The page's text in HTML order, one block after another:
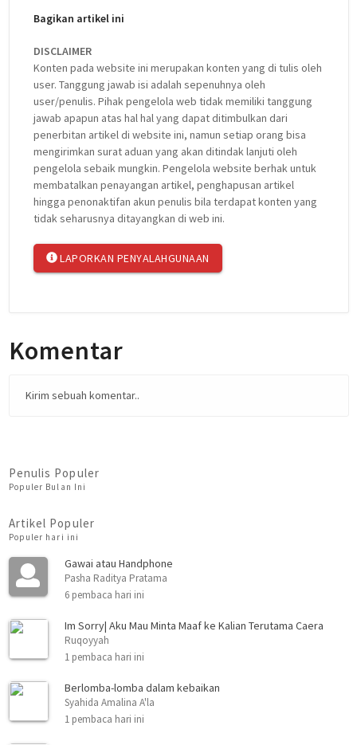
Bagikan artikel ini
DISCLAIMER
Konten pada website ini merupakan konten yang di tulis oleh
user. Tanggung jawab isi adalah sepenuhnya oleh
user/penulis. Pihak pengelola web tidak memiliki tanggung
jawab apapun atas hal hal yang dapat ditimbulkan dari
penerbitan artikel di website ini, namun setiap orang bisa
mengirimkan surat aduan yang akan ditindak lanjuti oleh
pengelola sebaik mungkin. Pengelola website berhak untuk
membatalkan penayangan artikel, penghapusan artikel
hingga penonaktifan akun penulis bila terdapat konten yang
tidak seharusnya ditayangkan di web ini.
LAPORKAN PENYALAHGUNAAN
Komentar
Kirim sebuah komentar..
Penulis Populer
Populer Bulan Ini
Artikel Populer
Populer hari ini
Gawai atau Handphone
Pasha Raditya Pratama
6 pembaca hari ini
Im Sorry| Aku Mau Minta Maaf ke Kalian Terutama Caera
Ruqoyyah
1 pembaca hari ini
Berlomba-lomba dalam kebaikan
Syahida Amalina A'la
1 pembaca hari ini